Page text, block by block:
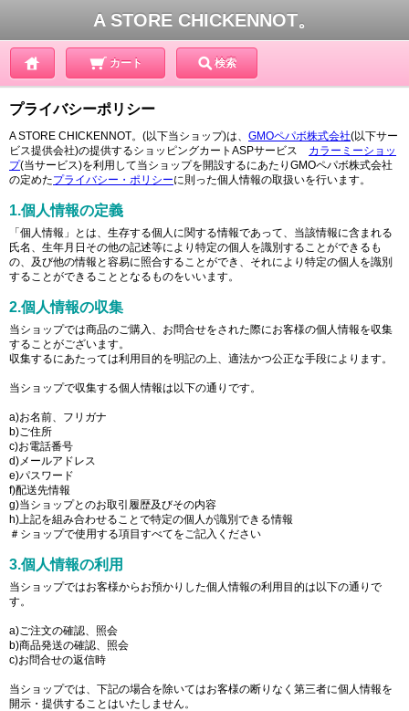
A STORE CHICKENNOT。
カート 検索
プライバシーポリシー
A STORE CHICKENNOT。(以下当ショップ)は、 GMOペパボ株式会社(以下サー
ビス提供会社)の提供するショッピングカートASPサービス カラーミーショッ
プ(当サービス)を利用して当ショップを開設するにあたりGMOペパボ株式会社
の定めたプライバシー・ポリシーに則った個人情報の取扱いを行います。
1.個人情報の定義
「個人情報」とは、生存する個人に関する情報であって、当該情報に含まれる
氏名、生年月日その他の記述等により特定の個人を識別することができるも
の、及び他の情報と容易に照合することができ、それにより特定の個人を識別
することができることとなるものをいいます。
2.個人情報の収集
当ショップでは商品のご購入、お問合せをされた際にお客様の個人情報を収集
することがございます。
収集するにあたっては利用目的を明記の上、適法かつ公正な手段によります。
当ショップで収集する個人情報は以下の通りです。
a)お名前、フリガナ
b)ご住所
c)お電話番号
d)メールアドレス
e)パスワード
f)配送先情報
g)当ショップとのお取引履歴及びその内容
h)上記を組み合わせることで特定の個人が識別できる情報
＃ショップで使用する項目すべてをご記入ください
3.個人情報の利用
当ショップではお客様からお預かりした個人情報の利用目的は以下の通りで
す。
a)ご注文の確認、照会
b)商品発送の確認、照会
c)お問合せの返信時
当ショップでは、下記の場合を除いてはお客様の断りなく第三者に個人情報を
開示・提供することはいたしません。